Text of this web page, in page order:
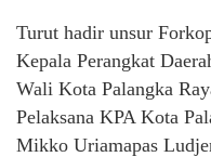
Turut hadir unsur
Kepala Perangkat
Wali Kota Palangka
Pelaksana KPA Kota
Mikko Uriamapas